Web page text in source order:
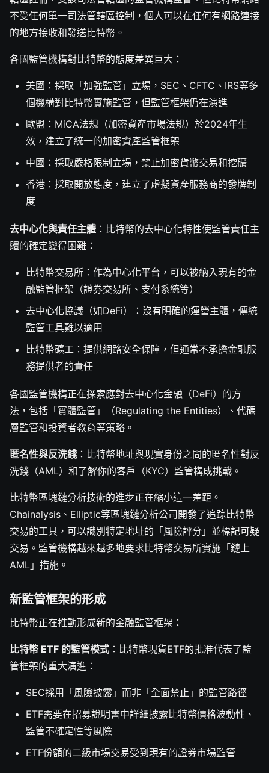
不受任何單一司法管轄區控制，個人可以在任何有網路連接
的地方接收和發送比特幣。
各國監管機構對比特幣的態度差異巨大：
美國：採取「加強監管」立場，SEC、CFTC、IRS等多
個機構對比特幣實施監管，但監管框架仍在演進
歐盟：MiCA法規（加密資產市場法規）於2024年生
效，建立了統一的加密資產監管框架
中國：採取嚴格限制立場，禁止加密貨幣交易和挖礦
香港：採取開放態度，建立了虛擬資產服務商的發牌制
度
去中心化與責任主體 ：比特幣的去中心化特性使監管責任主
體的確定變得困難：
比特幣交易所：作為中心化平台，可以被納入現有的金
融監管框架（證券交易所、支付系統等）
去中心化協議（如DeFi）：沒有明確的運營主體，傳統
監管工具難以適用
比特幣礦工：提供網路安全保障，但通常不承擔金融服
務提供者的責任
各國監管機構正在探索應對去中心化金融（DeFi）的方
法，包括「實體監管」（Regulating the Entities）、代碼
層監管和投資者教育等策略。
匿名性與反洗錢 ：比特幣地址與現實身份之間的匿名性對反
洗錢（AML）和了解你的客戶（KYC）監管構成挑戰。
比特幣區塊鏈分析技術的進步正在縮小這一差距。
Chainalysis、Elliptic等區塊鏈分析公司開發了追踪比特幣
交易的工具，可以識別特定地址的「風險評分」並標記可疑
交易。監管機構越來越多地要求比特幣交易所實施「鏈上
AML」措施。
新監管框架的形成
比特幣正在推動形成新的金融監管框架：
比特幣 ETF 的監管模式 ：比特幣現貨ETF的批准代表了監
管框架的重大演進：
SEC採用「風險披露」而非「全面禁止」的監管路徑
ETF需要在招募說明書中詳細披露比特幣價格波動性、
監管不確定性等風險
ETF份額的二級市場交易受到現有的證券市場監管